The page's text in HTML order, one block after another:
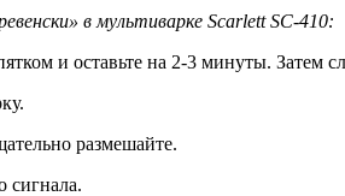
в мультиварке Scarlett SC-410:
и оставьте на 2-3 минуты. Затем
размешайте.
сигнала.